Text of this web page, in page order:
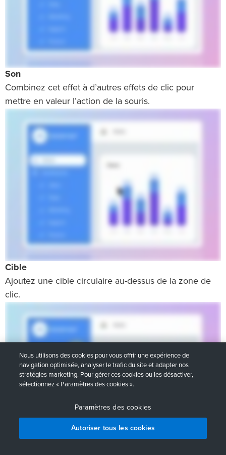
Comparer les abonnements Commencer l’essai gratuit
Son
Combinez cet effet à d’autres effets de clic pour
mettre en valeur l’action de la souris.
Cible
Ajoutez une cible circulaire au-dessus de la zone de
clic.
Nous utilisons des cookies pour vous offrir une expérience de
navigation optimisée, analyser le trafic du site et adapter nos
stratégies marketing. Pour gérer ces cookies ou les désactiver,
sélectionnez « Paramètres des cookies ».
Paramètres des cookies
Autoriser tous les cookies